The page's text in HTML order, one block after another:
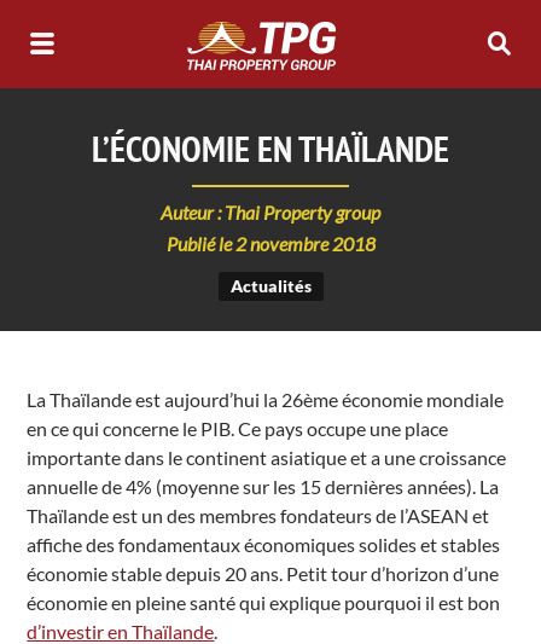
L’ÉCONOMIE EN THAÏLANDE
Auteur : Thai Property group
Publié le 2 novembre 2018
Actualités
La Thaïlande est aujourd’hui la 26ème économie mondiale
en ce qui concerne le PIB. Ce pays occupe une place
importante dans le continent asiatique et a une croissance
annuelle de 4% (moyenne sur les 15 dernières années). La
Thaïlande est un des membres fondateurs de l’ASEAN et
affiche des fondamentaux économiques solides et stables
économie stable depuis 20 ans. Petit tour d’horizon d’une
économie en pleine santé qui explique pourquoi il est bon
d’investir en Thaïlande.